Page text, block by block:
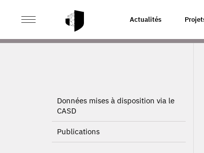
Actualités
ACCUEIL UNE ANALYSE DES
Données mises à disposition via le
CASD
Publications